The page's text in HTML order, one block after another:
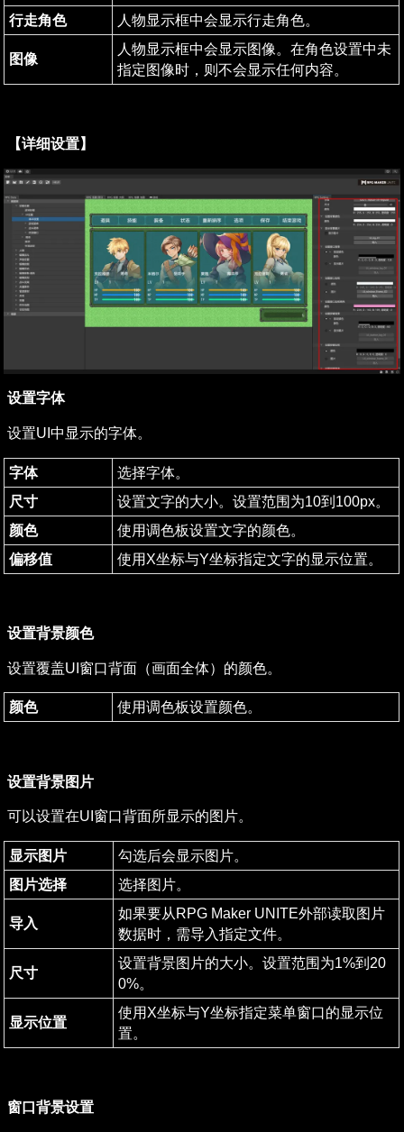
行走角色
人物显示框中会显示行走角色。
图像
人物显示框中会显示图像。在角色设置中未
指定图像时，则不会显示任何内容。
【详细设置】
设置字体
设置UI中显示的字体。
字体
选择字体。
尺寸
设置文字的大小。设置范围为10到100px。
颜色
使用调色板设置文字的颜色。
偏移值
使用X坐标与Y坐标指定文字的显示位置。
设置背景颜色
设置覆盖UI窗口背面（画面全体）的颜色。
颜色 使用调色板设置颜色。
设置背景图片
可以设置在UI窗口背面所显示的图片。
显示图片
勾选后会显示图片。
图片选择
选择图片。
导入
如果要从RPG Maker UNITE外部读取图片
数据时，需导入指定文件。
尺寸
设置背景图片的大小。设置范围为1%到20
0%。
显示位置
使用X坐标与Y坐标指定菜单窗口的显示位
置。
窗口背景设置